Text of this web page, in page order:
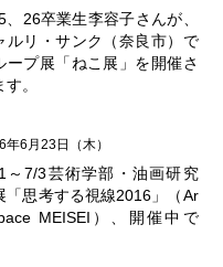
、26卒業生李容子さんが、
ルリ・サンク（奈良市）で
ープ展「ねこ展」を開催さ
。
年6月23日（木）
～7/3芸術学部・油画研究
「思考する視線2016」（Ar
MEISEI）、開催中で